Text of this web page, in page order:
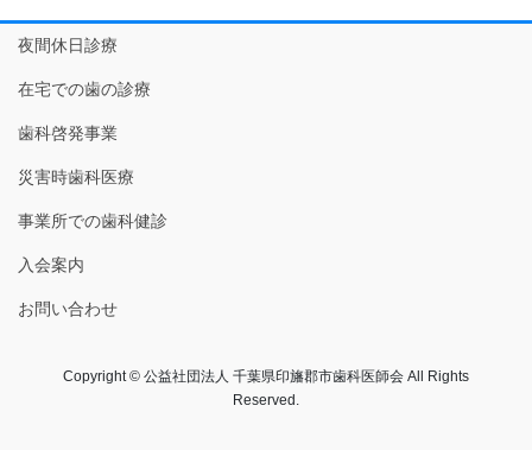
夜間休日診療
在宅での歯の診療
歯科啓発事業
災害時歯科医療
事業所での歯科健診
入会案内
お問い合わせ
Copyright © 公益社団法人 千葉県印旛郡市歯科医師会 All Rights
Reserved.